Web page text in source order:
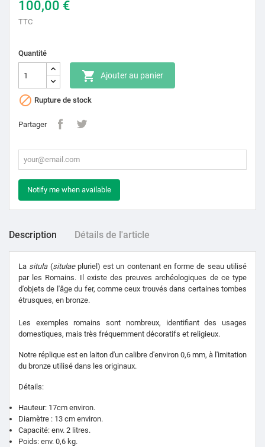
100,00 €
TTC
Quantité
 Ajouter au panier
 Rupture de stock
Partager
Notify me when available
Description Détails de l'article
La situla(situlaepluriel) est un contenant en forme de seau utilisé
par les Romains. Il existe des preuves archéologiques de ce type
d'objets de l'âge du fer, comme ceux trouvés dans certaines tombes
étrusques, en bronze.
Les exemples romains sont nombreux, identifiant des usages
domestiques, mais très fréquemment décoratifs et religieux.
Notre réplique est en laiton d'un calibre d'environ 0,6 mm, à l'imitation
du bronze utilisé dans les originaux.
Détails:
Hauteur: 17cm environ.
Diamètre : 13 cm environ.
Capacité: env. 2 litres.
Poids: env. 0,6 kg.